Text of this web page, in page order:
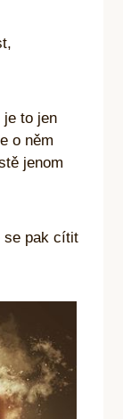
je to jen
o něm
jenom
se pak cítit